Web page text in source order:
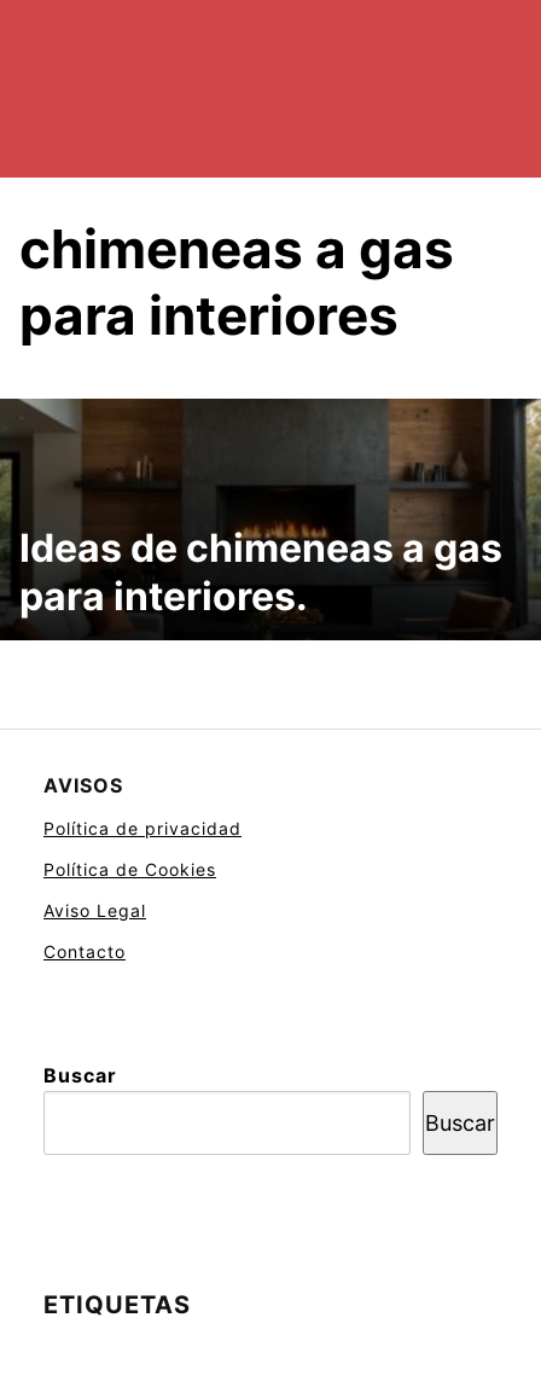
chimeneas a gas
para interiores
Ideas de chimeneas a gas
para interiores.
AVISOS
Política de privacidad
Política de Cookies
Aviso Legal
Contacto
Buscar
Buscar
ETIQUETAS